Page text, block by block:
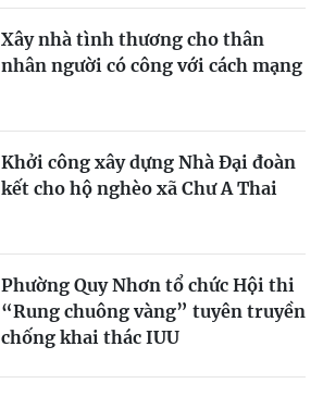
Xây nhà tình thương cho thân
nhân người có công với cách mạng
Khởi công xây dựng Nhà Đại đoàn
kết cho hộ nghèo xã Chư A Thai
Phường Quy Nhơn tổ chức Hội thi
“Rung chuông vàng” tuyên truyền
chống khai thác IUU